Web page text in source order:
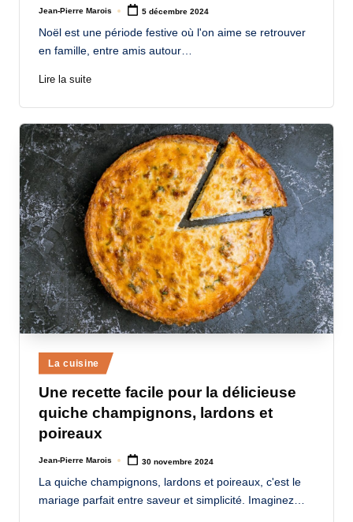
Posted
Jean-Pierre Marois 5 décembre 2024
Noël est une période festive où l'on aime se retrouver
en famille, entre amis autour…
Lire la suite
Posted
in
La cuisine
Une recette facile pour la délicieuse
quiche champignons, lardons et
poireaux
Posted
Jean-Pierre Marois 30 novembre 2024
La quiche champignons, lardons et poireaux, c'est le
mariage parfait entre saveur et simplicité. Imaginez…